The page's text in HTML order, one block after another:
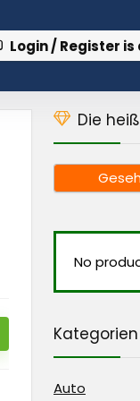
Login / Register
Die
No
Kategorien
Auto